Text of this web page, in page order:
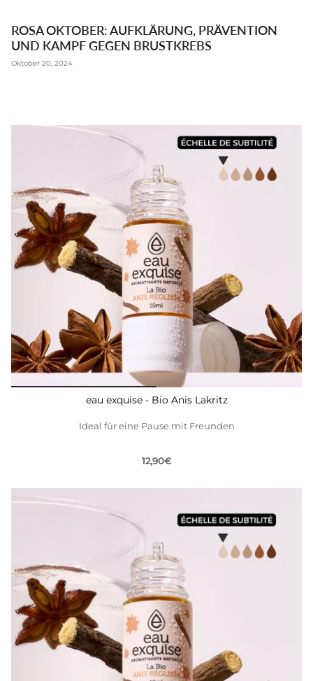
ROSA OKTOBER: AUFKLÄRUNG, PRÄVENTION
UND KAMPF GEGEN BRUSTKREBS
Oktober 20, 2024
eau exquise - Bio Anis Lakritz
Ideal für eine Pause mit Freunden
12,90€